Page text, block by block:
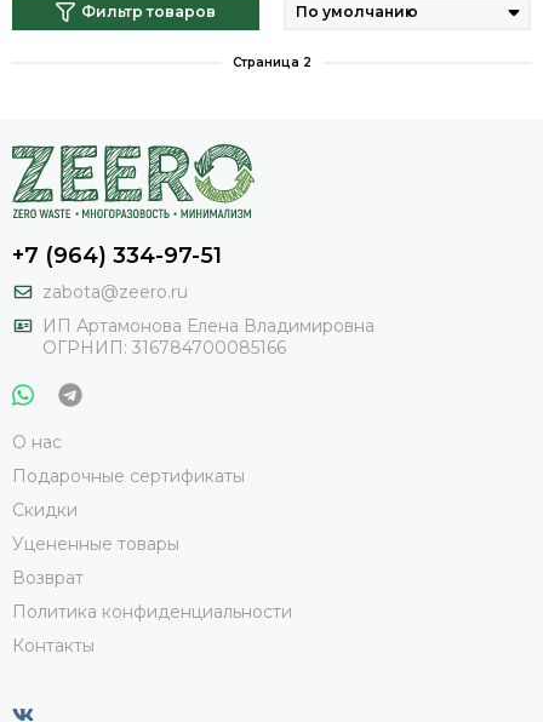
Фильтр товаров
Страница 2
+7 (964) 334-97-51
zabota@zeero.ru
И П Артамонова Елена Владимировна
ОГРНИП: 316784700085166
О нас
Подарочные сертификаты
Скидки
Уцененные товары
Возврат
Политика конфиденциальности
Контакты